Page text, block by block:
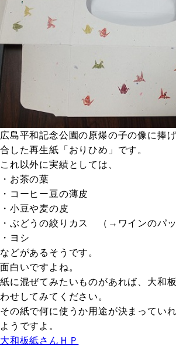
広島平和記念公園の原爆の子の像に捧
合した再生紙「おりひめ」です。
これ以外に実績としては、
・お茶の葉
・コーヒー豆の薄皮
・小豆や麦の皮
・ぶどうの絞りカス （→ワインのパッ
・ヨシ
などがあるそうです。
面白いですよね。
紙に混ぜてみたいものがあれば、大和
わせしてみてください。
その紙で何に使うか用途が決まってい
ようですよ。
大和板紙さんＨＰ